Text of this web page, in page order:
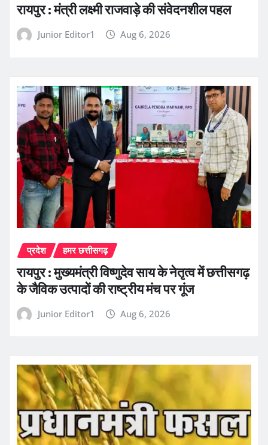
रायपुर : मंत्री लक्ष्मी राजवाड़े की संवेदनशील पहल
Junior Editor1 Aug 6, 2026
प्रदेश हमर छत्तीसगढ़
रायपुर : मुख्यमंत्री विष्णुदेव साय के नेतृत्व में छत्तीसगढ़
के जैविक उत्पादों की राष्ट्रीय मंच पर गूंज
Junior Editor1 Aug 6, 2026